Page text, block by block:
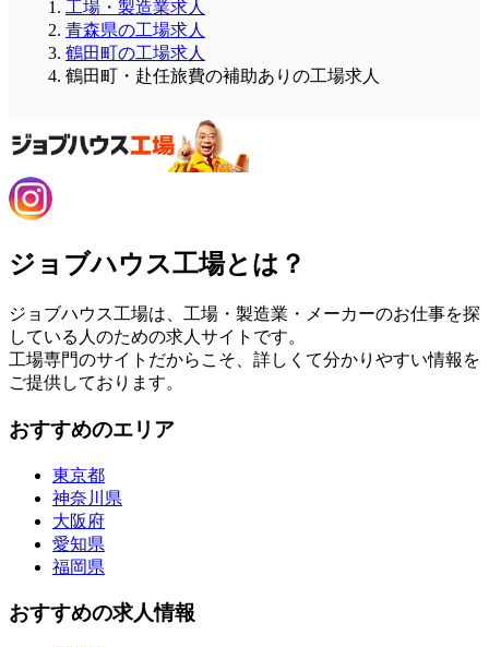
工場・製造業求人
青森県の工場求人
鶴田町の工場求人
鶴田町・赴任旅費の補助ありの工場求人
ジョブハウス工場とは？
ジョブハウス工場は、工場・製造業・メーカーのお仕事を探
している人のための求人サイトです。
工場専門のサイトだからこそ、詳しくて分かりやすい情報を
ご提供しております。
おすすめのエリア
東京都
神奈川県
大阪府
愛知県
福岡県
おすすめの求人情報